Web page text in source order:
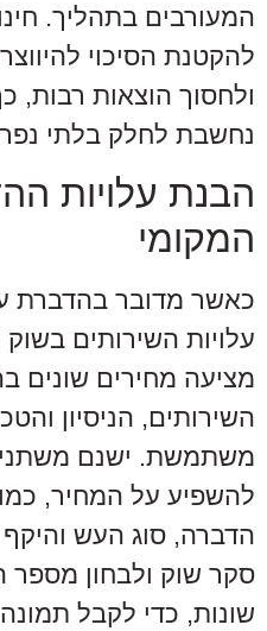
המעורבים בתהליך.
להקטנת הסיכוי
ולחסוך הוצאות
נחשבת לחלק בלתי
הבנת עלויות
המקומי
כאשר מדובר בהדברת
עלויות השירותים
מציעה מחירים שונים
השירותים, הניסיון
משתמשת. ישנם
להשפיע על המחיר,
הדברה, סוג העש
סקר שוק ולבחון
שונות, כדי לקבל